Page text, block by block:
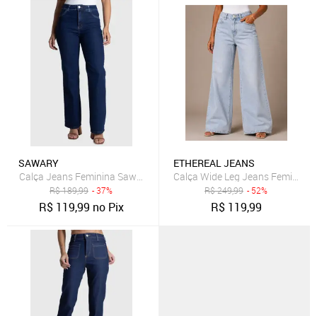
SAWARY
Calça Jeans Feminina Sawary Reta Cintura Média Azul
R$189,99 - 37%
R$ 119,99 no Pix
ETHEREAL JEANS
Calça Wide Leg Jeans
R$249,99 - 52%
R$ 119,99